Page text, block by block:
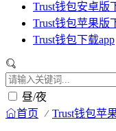
Trust钱包安卓版
Trust钱包苹果版
Trust钱包下载app
昼/夜
首页 Trust钱包苹